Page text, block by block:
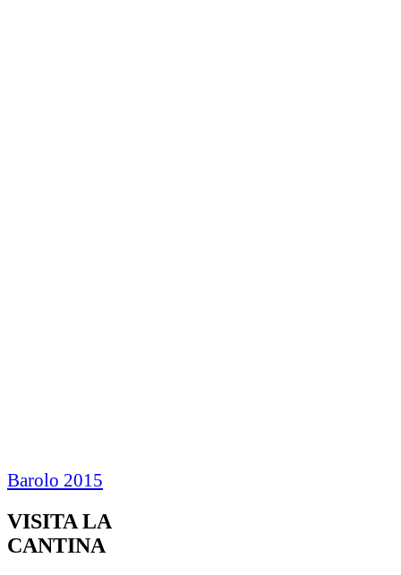
Barolo 2015
VISITA LA
CANTINA